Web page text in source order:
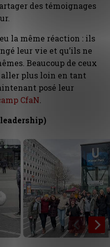
des témoignages
la même réaction : ils
leur vie et qu’ils ne
Beaucoup de ceux
plus loin en tant
posé leur
CfaN